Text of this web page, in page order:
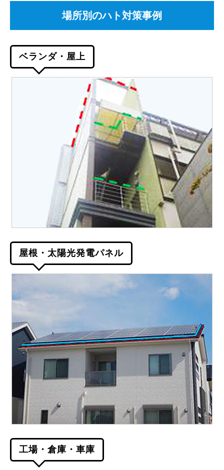
場所別のハト対策事例
ベランダ・屋上
屋根・太陽光発電パネル
工場・倉庫・車庫